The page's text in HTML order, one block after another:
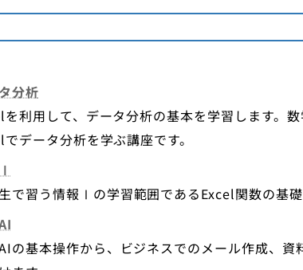
分析
を利用して、データ分析の基本を学習します。
データ分析を学ぶ講座です。
で習う情報Ⅰの学習範囲であるExcel関数の基
の基本操作から、ビジネスでのメール作成、